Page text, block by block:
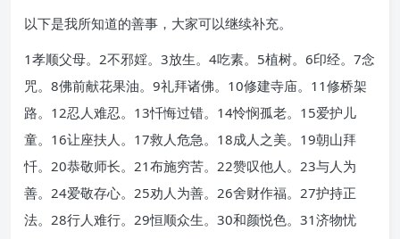
以下是我所知道的善事，大家可以继续补充。
1孝顺父母。2不邪婬。3放生。4吃素。5植树。6印经。7念
咒。8佛前献花果油。9礼拜诸佛。10修建寺庙。11修桥架
路。12忍人难忍。13忏悔过错。14怜悯孤老。15爱护儿
童。16让座扶人。17救人危急。18成人之美。19朝山拜
忏。20恭敬师长。21布施穷苦。22赞叹他人。23与人为
善。24爱敬存心。25劝人为善。26舍财作福。27护持正
法。28行人难行。29恒顺众生。30和颜悦色。31济物忧